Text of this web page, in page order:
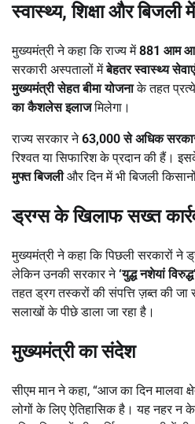
स्वास्थ्य, शिक्षा और
मुख्यमंत्री ने कहा कि राज्य में881 आम
सरकारी अस्पतालों मेंबेहतर स्वास्थ्य सेवाएं
मुख्यमंत्री सेहत बीमा योजनाके तहत
का कैशलेस इलाजमिलेगा।
राज्य सरकार ने63,000 से अधिक
रिश्वत या सिफारिश के प्रदान की हैं।
मुफ्त बिजलीऔर दिन में भी बिजली
ड्रग्स के खिलाफ सख्त
मुख्यमंत्री ने कहा कि पिछली सरकारों ने
लेकिन उनकी सरकार ने‘युद्ध नशेयां
तहत ड्रग तस्करों की संपत्ति ज़ब्त की जा
सलाखों के पीछे डाला जा रहा है।
मुख्यमंत्री का संदेश
सीएम मान ने कहा, “आज का दिन मालवा
लोगों के लिए ऐतिहासिक है। यह नहर न